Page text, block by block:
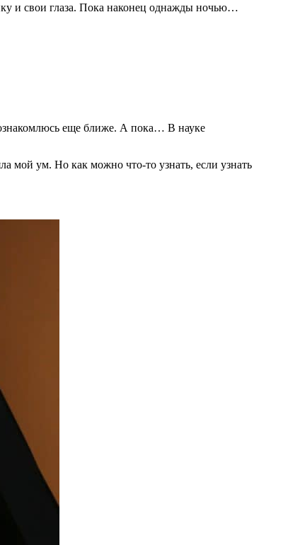
и свои глаза. Пока наконец однажды ночью…
еще ближе. А пока… В науке
мой ум. Но как можно что-то узнать, если узнать